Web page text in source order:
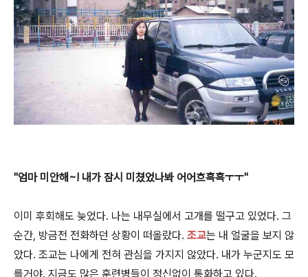
"엄마 미안해~! 내가 잠시 미쳤었나봐 어어흐흑흑ㅜㅜ"
이미 후회해도 늦었다. 나는 내무실에서 고개를 떨구고 있었다. 그
순간, 방금전 전화하던 상황이 떠올랐다. 조교는 내 얼굴을 보지 않
았다. 조교는 나에게 전혀 관심을 가지지 않았다. 내가 누군지도 모
를거야. 지금도 많은 훈련병들이 정신없이 통화하고 있다.